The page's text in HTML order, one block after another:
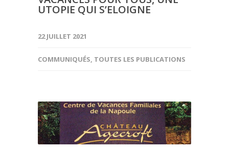
UTOPIE QUI S’ELOIGNE
22 JUILLET 2021
COMMUNIQUÉS, TOUTES LES PUBLICATIONS